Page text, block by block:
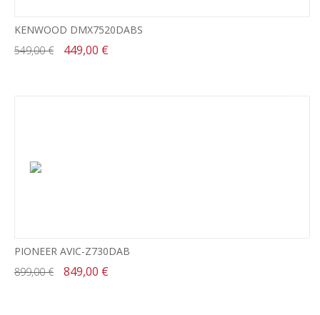
KENWOOD DMX7520DABS
549,00 €
449,00 €
PIONEER AVIC-Z730DAB
899,00 €
849,00 €